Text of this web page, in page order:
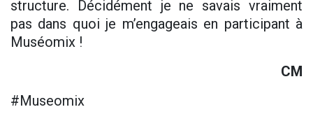
structure. Décidément je ne savais vraiment
pas dans quoi je m’engageais en participant à
Muséomix !
CM
#Museomix